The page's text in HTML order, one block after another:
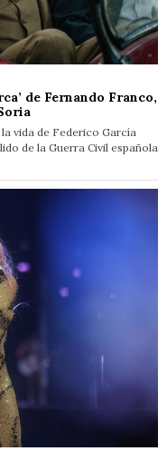
de Fernando Franco,
vida de Federico García
de la Guerra Civil española